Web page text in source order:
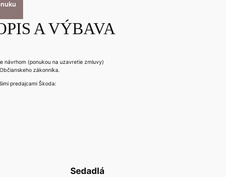
A VÝBAVA
návrhom (ponukou na uzavretie zmluvy)
zákonníka.
predajcami Škoda:
Sedadlá